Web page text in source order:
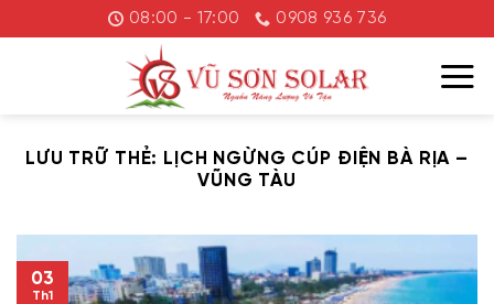
đến
08:00 - 17:00 0908 936 736
LƯU TRỮ THẺ: LỊCH NGỪNG CÚP ĐIỆN BÀ RỊA –
VŨNG TÀU
03
Th1